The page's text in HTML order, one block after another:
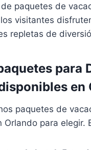
paquetes de
visitantes
repletas de
para
en
paquetes de
Orlando para elegir.